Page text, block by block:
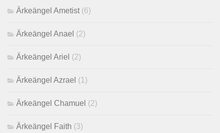
Ärkeängel Ametist (6)
Ärkeängel Anael (2)
Ärkeängel Ariel (2)
Ärkeängel Azrael (1)
Ärkeängel Chamuel (2)
Ärkeängel Faith (3)